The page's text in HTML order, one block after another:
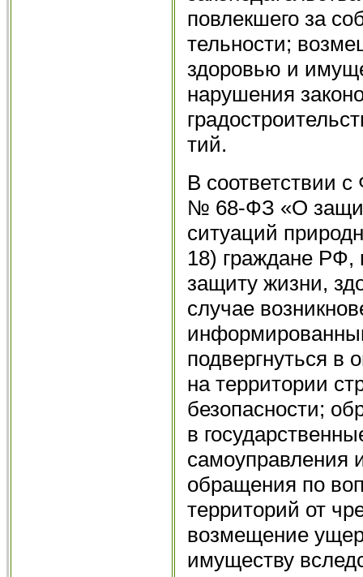
повлекшего за
тельности;
здоровью и
нарушения
тий.
В соответствии
№ 68-ФЗ «О
ситуаций
18) граждане РФ,
защиту жизни,
случае
подвергнуться в
на территории
безопасности;
в
самоуправления
обращения по
территорий от
возмещение
имуществу